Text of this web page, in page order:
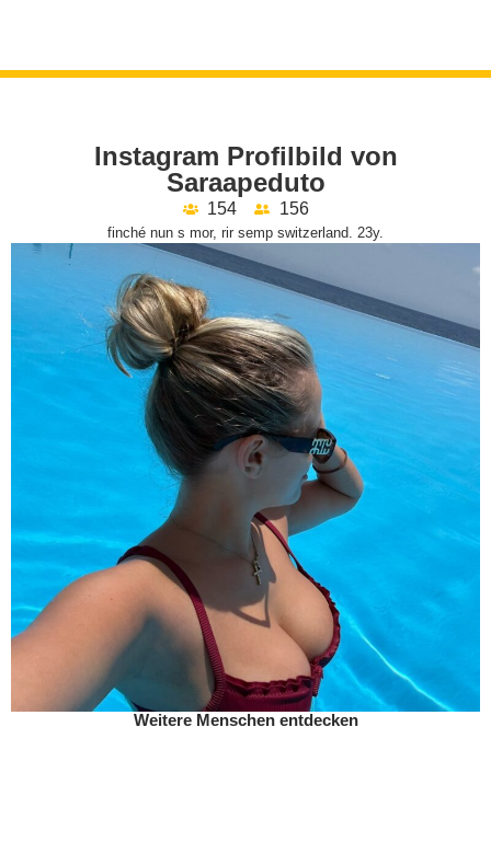
Instagram Profilbild von
Saraapeduto
154 156
finché nun s mor, rir semp switzerland. 23y.
Weitere Menschen entdecken